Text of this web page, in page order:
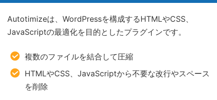
Autotimizeは、WordPressを構成するHTMLやCSS、
JavaScriptの最適化を目的としたプラグインです。
複数のファイルを結合して圧縮
HTMLやCSS、JavaScriptから不要な改行やスペース
を削除